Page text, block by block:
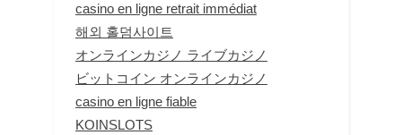
casino en ligne retrait immédiat
해외 홀덤사이트
オンラインカジノ ライブカジノ
ビットコイン オンラインカジノ
casino en ligne fiable
KOINSLOTS